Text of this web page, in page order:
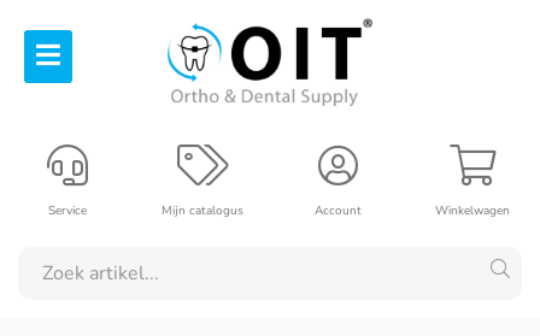
Winkelwagen
Account
Mijn catalogus
Service